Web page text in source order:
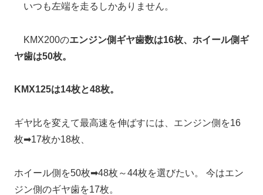
いつも左端を走るしかありません。
KMX200のエンジン側ギヤ歯数は16枚、ホイール側ギ
ヤ歯は50枚。
KMX125は14枚と48枚。
ギヤ比を変えて最高速を伸ばすには、エンジン側を16
枚➡17枚か18枚、
ホイール側を50枚➡48枚～44枚を選びたい。 今はエン
ジン側のギヤ歯を17枚。